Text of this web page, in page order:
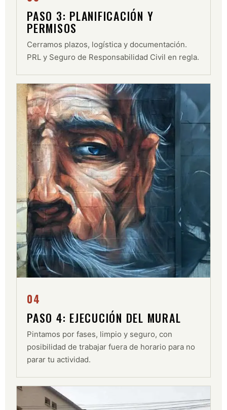
PASO 3: PLANIFICACIÓN Y
PERMISOS
Cerramos plazos, logística y documentación.
PRL y Seguro de Responsabilidad Civil en regla.
04
PASO 4: EJECUCIÓN DEL MURAL
Pintamos por fases, limpio y seguro, con
posibilidad de trabajar fuera de horario para no
parar tu actividad.